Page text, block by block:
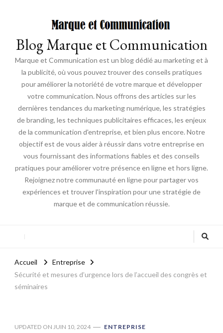
Blog Marque et Communication
Marque et Communication est un blog dédié au marketing et à
la publicité, où vous pouvez trouver des conseils pratiques
pour améliorer la notoriété de votre marque et développer
votre communication. Nous offrons des articles sur les
dernières tendances du marketing numérique, les stratégies
de branding, les techniques publicitaires efficaces, les enjeux
de la communication d'entreprise, et bien plus encore. Notre
objectif est de vous aider à réussir dans votre entreprise en
vous fournissant des informations fiables et des conseils
pratiques pour améliorer votre présence en ligne et hors ligne.
Rejoignez notre communauté en ligne pour partager vos
expériences et trouver l'inspiration pour une stratégie de
marque et de communication réussie.
Accueil
Entreprise
Sécurité et mesures d’urgence lors de l’accueil des congrès et
séminaires
UPDATED ON JUIN 10, 2024 ENTREPRISE